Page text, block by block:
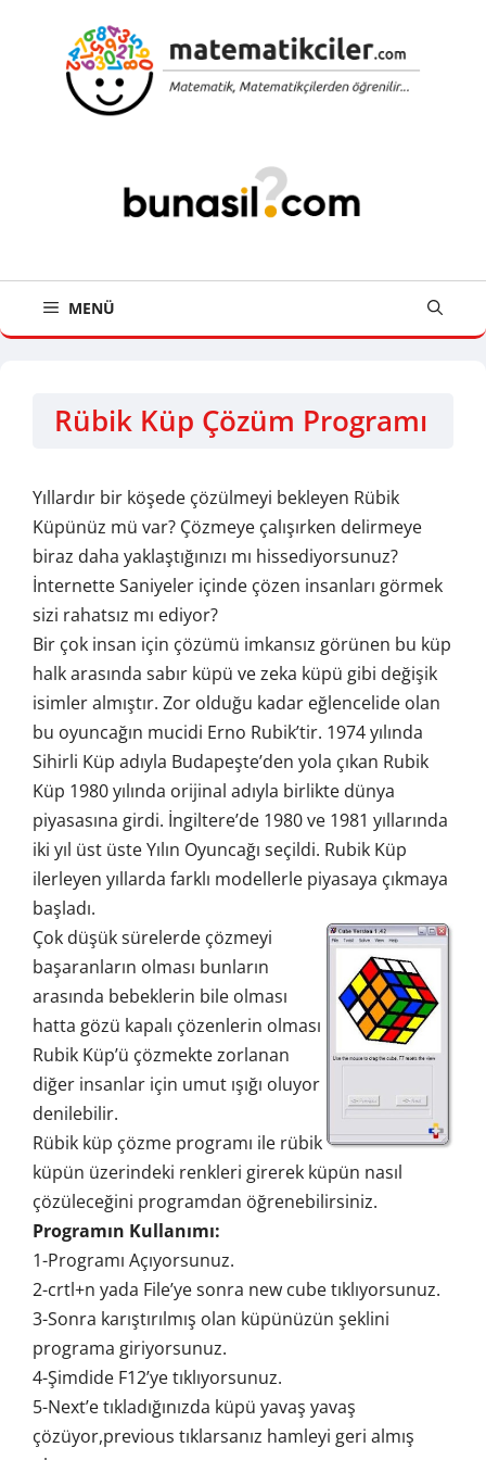
MENÜ
Rübik Küp Çözüm Programı
Yıllardır bir köşede çözülmeyi bekleyen Rübik
Küpünüz mü var? Çözmeye çalışırken delirmeye
biraz daha yaklaştığınızı mı hissediyorsunuz?
İnternette Saniyeler içinde çözen insanları görmek
sizi rahatsız mı ediyor?
Bir çok insan için çözümü imkansız görünen bu küp
halk arasında sabır küpü ve zeka küpü gibi değişik
isimler almıştır. Zor olduğu kadar eğlencelide olan
bu oyuncağın mucidi Erno Rubik’tir. 1974 yılında
Sihirli Küp adıyla Budapeşte’den yola çıkan Rubik
Küp 1980 yılında orijinal adıyla birlikte dünya
piyasasına girdi. İngiltere’de 1980 ve 1981 yıllarında
iki yıl üst üste Yılın Oyuncağı seçildi. Rubik Küp
ilerleyen yıllarda farklı modellerle piyasaya çıkmaya
başladı.
Çok düşük sürelerde çözmeyi
başaranların olması bunların
arasında bebeklerin bile olması
hatta gözü kapalı çözenlerin olması
Rubik Küp’ü çözmekte zorlanan
diğer insanlar için umut ışığı oluyor
denilebilir.
Rübik küp çözme programı ile rübik
küpün üzerindeki renkleri girerek küpün nasıl
çözüleceğini programdan öğrenebilirsiniz.
Programın Kullanımı:
1-Programı Açıyorsunuz.
2-crtl+n yada File’ye sonra new cube tıklıyorsunuz.
3-Sonra karıştırılmış olan küpünüzün şeklini
programa giriyorsunuz.
4-Şimdide F12’ye tıklıyorsunuz.
5-Next’e tıkladığınızda küpü yavaş yavaş
çözüyor,previous tıklarsanız hamleyi geri almış